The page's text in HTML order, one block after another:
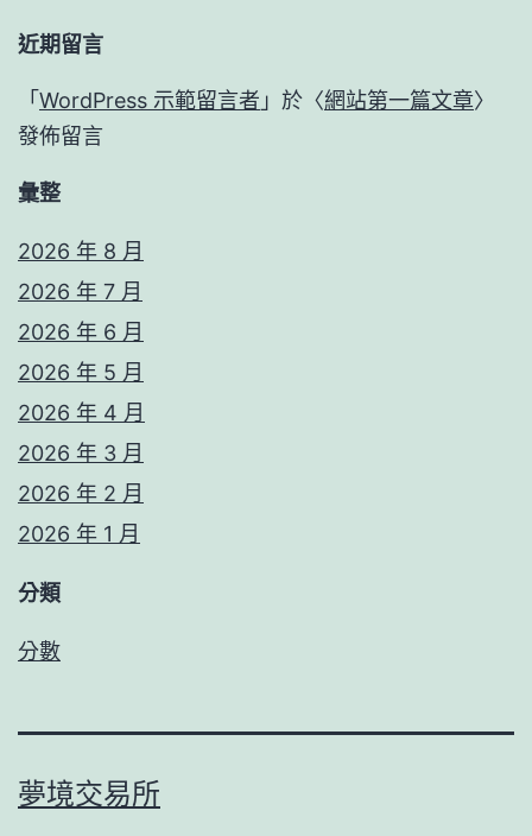
近期留言
「 WordPress 示範留言者 」於〈網站第一篇文章〉
發佈留言
彙整
2026 年 8 月
2026 年 7 月
2026 年 6 月
2026 年 5 月
2026 年 4 月
2026 年 3 月
2026 年 2 月
2026 年 1 月
分類
分數
夢境交易所